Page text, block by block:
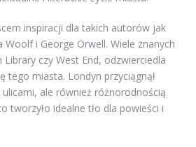
inspiracji dla takich autorów jak
Woolf i George Orwell. Wiele znanych
czy West End, odzwierciedla
tego miasta. Londyn przyciągnął
ale również różnorodnością
tworzyło idealne tło dla powieści i